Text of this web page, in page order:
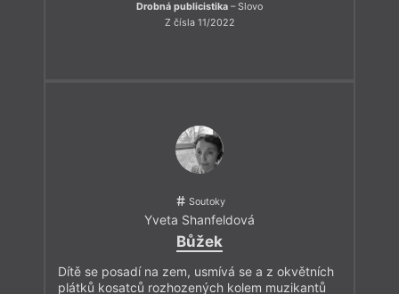
Drobná publicistika – Slovo
Z čísla 11/2022
Soutoky
Yveta Shanfeldová
Bůžek
Dítě se posadí na zem, usmívá se a z okvětních
plátků kosatců rozhozených kolem muzikantů